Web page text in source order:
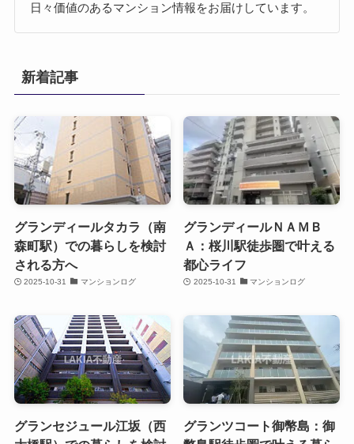
日々価値のあるマンション情報をお届けしています。
新着記事
グランディールタカラ（南
森町駅）での暮らしを検討
される方へ
2025-10-31 マンションログ
グランディールＮＡＭＢ
Ａ：桜川駅徒歩圏で叶える
都心ライフ
2025-10-31 マンションログ
グランセジュール江坂（西
グランツコート御幣島：御